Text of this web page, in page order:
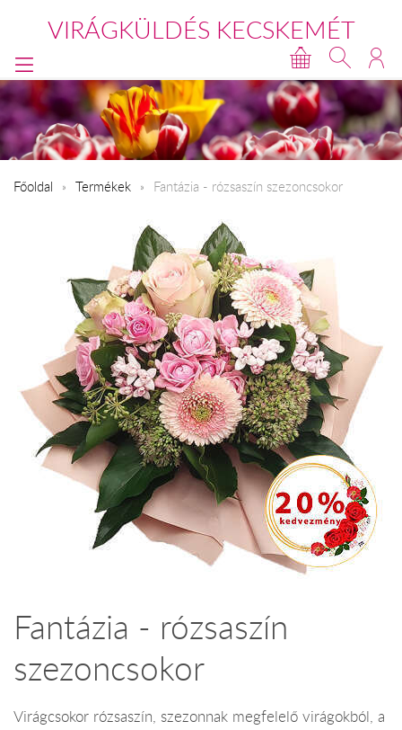
VIRÁGKÜLDÉS KECSKEMÉT
Főoldal Termékek Fantázia - rózsaszín szezoncsokor
Fantázia - rózsaszín
szezoncsokor
Virágcsokor rózsaszín, szezonnak megfelelő virágokból, a